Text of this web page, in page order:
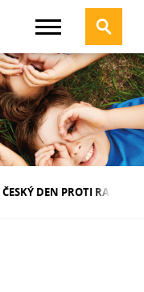
ČESKÝ DEN PROTI